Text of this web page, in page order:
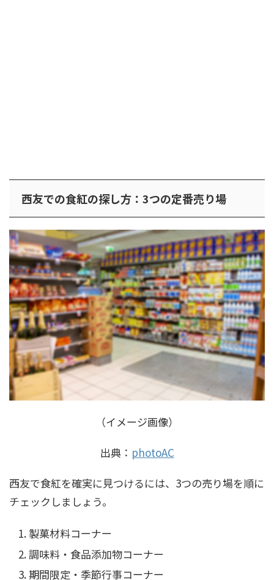
西友での食紅の探し方：3つの定番売り場
（イメージ画像）
出典： photoAC
西友で食紅を確実に見つけるには、3つの売り場を順に
チェックしましょう。
製菓材料コーナー
調味料・食品添加物コーナー
期間限定・季節行事コーナー